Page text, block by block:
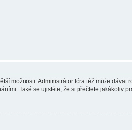
možnosti. Administrátor fóra též může
Také se ujistěte, že si přečtete jakákoliv